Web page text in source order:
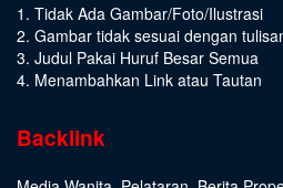
1. Tidak Ada Gambar/Foto/Ilustrasi
2. Gambar tidak sesuai dengan
3. Judul Pakai Huruf Besar Semua
4. Menambahkan Link atau Tautan
Backlink